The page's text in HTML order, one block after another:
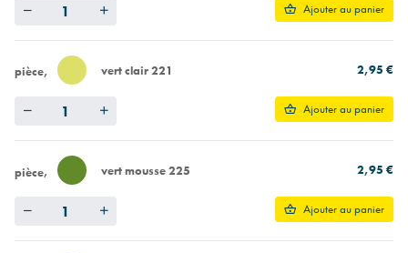
Ajouter au panier
pièce vert clair 221 2,95 €
Ajouter au panier
pièce vert mousse 225 2,95 €
Ajouter au panier